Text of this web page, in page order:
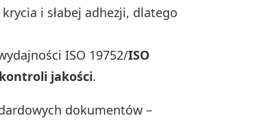
i słabej adhezji, dlatego
ISO 19752/ISO
jakości.
dokumentów –